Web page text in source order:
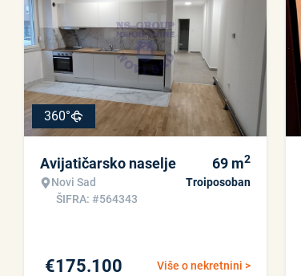
360°
Avijatičarsko naselje
Novi Sad
ŠIFRA: #564343
69 m2
Troiposoban
Više o nekretnini >
€175.100